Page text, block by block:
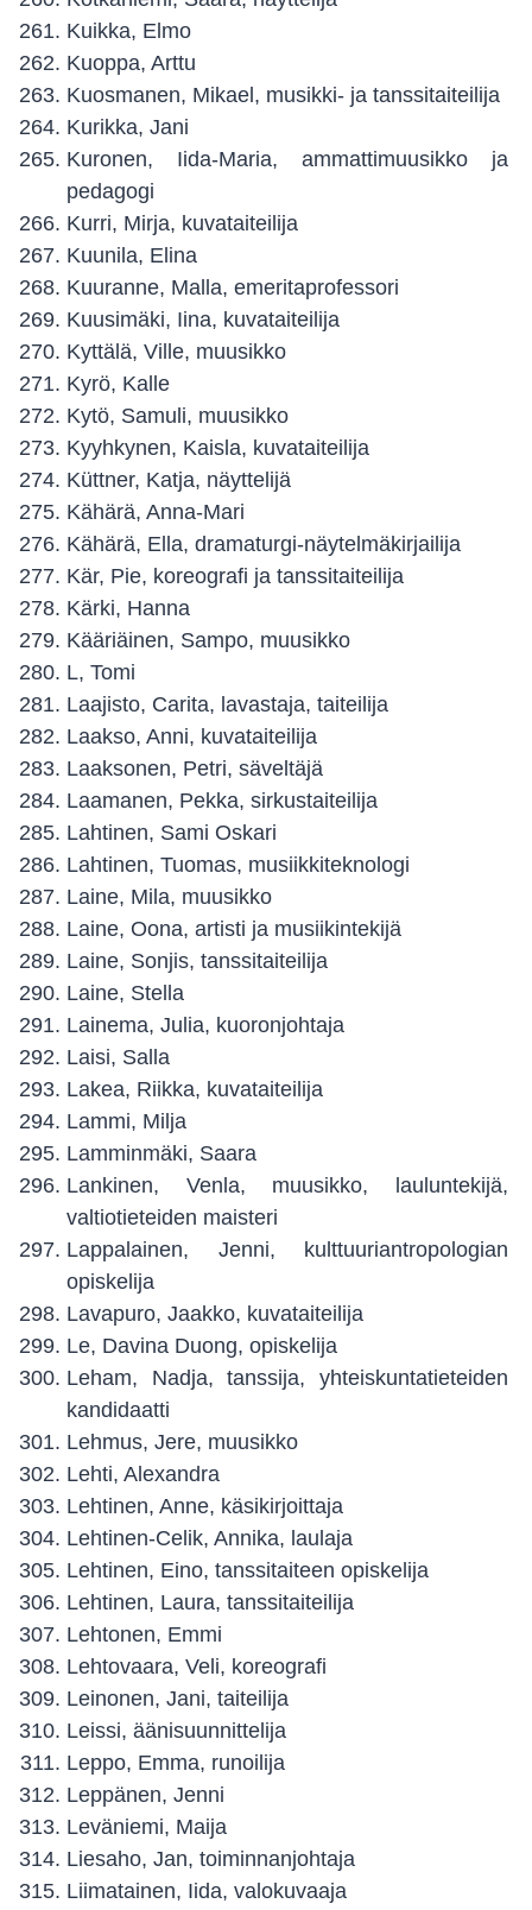
Kuikka, Elmo
Kuoppa, Arttu
Kuosmanen, Mikael, musikki- ja tanssitaiteilija
Kurikka, Jani
Kuronen, Iida-Maria, ammattimuusikko ja
pedagogi
Kurri, Mirja, kuvataiteilija
Kuunila, Elina
Kuuranne, Malla, emeritaprofessori
Kuusimäki, Iina, kuvataiteilija
Kyttälä, Ville, muusikko
Kyrö, Kalle
Kytö, Samuli, muusikko
Kyyhkynen, Kaisla, kuvataiteilija
Küttner, Katja, näyttelijä
Kähärä, Anna-Mari
Kähärä, Ella, dramaturgi-näytelmäkirjailija
Kär, Pie, koreografi ja tanssitaiteilija
Kärki, Hanna
Kääriäinen, Sampo, muusikko
L, Tomi
Laajisto, Carita, lavastaja, taiteilija
Laakso, Anni, kuvataiteilija
Laaksonen, Petri, säveltäjä
Laamanen, Pekka, sirkustaiteilija
Lahtinen, Sami Oskari
Lahtinen, Tuomas, musiikkiteknologi
Laine, Mila, muusikko
Laine, Oona, artisti ja musiikintekijä
Laine, Sonjis, tanssitaiteilija
Laine, Stella
Lainema, Julia, kuoronjohtaja
Laisi, Salla
Lakea, Riikka, kuvataiteilija
Lammi, Milja
Lamminmäki, Saara
Lankinen, Venla, muusikko, lauluntekijä,
valtiotieteiden maisteri
Lappalainen, Jenni, kulttuuriantropologian
opiskelija
Lavapuro, Jaakko, kuvataiteilija
Le, Davina Duong, opiskelija
Leham, Nadja, tanssija, yhteiskuntatieteiden
kandidaatti
Lehmus, Jere, muusikko
Lehti, Alexandra
Lehtinen, Anne, käsikirjoittaja
Lehtinen-Celik, Annika, laulaja
Lehtinen, Eino, tanssitaiteen opiskelija
Lehtinen, Laura, tanssitaiteilija
Lehtonen, Emmi
Lehtovaara, Veli, koreografi
Leinonen, Jani, taiteilija
Leissi, äänisuunnittelija
Leppo, Emma, runoilija
Leppänen, Jenni
Leväniemi, Maija
Liesaho, Jan, toiminnanjohtaja
Liimatainen, Iida, valokuvaaja